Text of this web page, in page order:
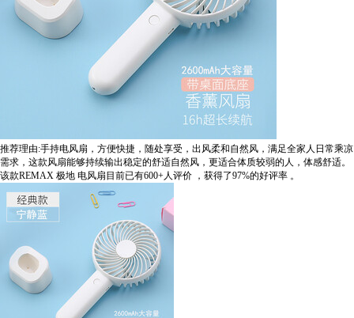
推荐理由:手持电风扇，方便快捷，随处享受，出风柔和自然风，满足全家人日常乘凉
需求，这款风扇能够持续输出稳定的舒适自然风，更适合体质较弱的人，体感舒适。
该款REMAX 极地 电风扇目前已有600+人评价 ，获得了97%的好评率 。